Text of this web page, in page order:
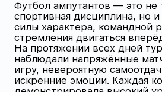
Футбол ампутантов — это не
спортивная дисциплина, но
силы характера, командной
стремления двигаться
На протяжении всех дней
наблюдали напряжённые
игру, невероятную
искренние эмоции. Каждая